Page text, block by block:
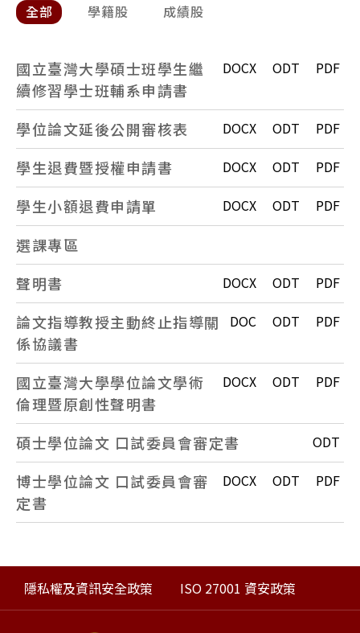
全部 學籍股 成績股
國立臺灣大學碩士班學生繼
續修習學士班輔系申請書
DOCX ODT PDF
學位論文延後公開審核表 DOCX ODT PDF
學生退費暨授權申請書 DOCX ODT PDF
學生小額退費申請單 DOCX ODT PDF
選課專區
聲明書
DOCX ODT PDF
論文指導教授主動終止指導關
係協議書
DOC ODT PDF
國立臺灣大學學位論文學術
倫理暨原創性聲明書
DOCX ODT PDF
碩士學位論文 口試委員會審定書 ODT
博士學位論文 口試委員會審
定書
DOCX ODT PDF
隱私權及資訊安全政策 ISO 27001 資安政策